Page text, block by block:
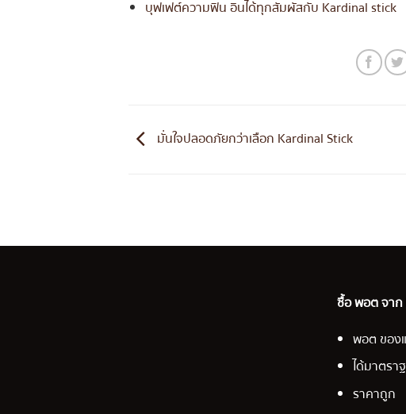
บุฟเฟต์ความฟิน อินได้ทุกสัมผัสกับ Kardinal stick
มั่นใจปลอดภัยกว่าเลือก Kardinal Stick
ซื้อ พอต จาก
พอต ของ
ได้มาตร
ราคาถูก